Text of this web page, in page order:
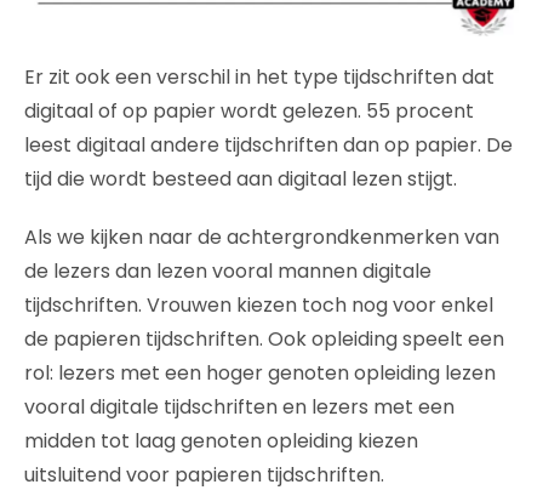
Er zit ook een verschil in het type tijdschriften dat
digitaal of op papier wordt gelezen. 55 procent
leest digitaal andere tijdschriften dan op papier. De
tijd die wordt besteed aan digitaal lezen stijgt.
Als we kijken naar de achtergrondkenmerken van
de lezers dan lezen vooral mannen digitale
tijdschriften. Vrouwen kiezen toch nog voor enkel
de papieren tijdschriften. Ook opleiding speelt een
rol: lezers met een hoger genoten opleiding lezen
vooral digitale tijdschriften en lezers met een
midden tot laag genoten opleiding kiezen
uitsluitend voor papieren tijdschriften.